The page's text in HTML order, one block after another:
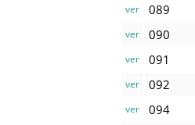
ver 089
ver 090
ver 091
ver 092
ver 094